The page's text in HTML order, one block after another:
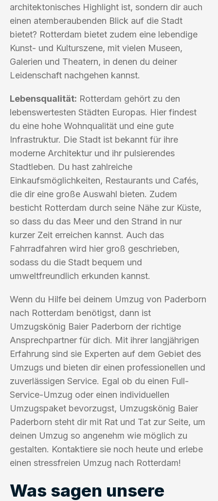
architektonisches Highlight ist, sondern dir auch
einen atemberaubenden Blick auf die Stadt
bietet? Rotterdam bietet zudem eine lebendige
Kunst- und Kulturszene, mit vielen Museen,
Galerien und Theatern, in denen du deiner
Leidenschaft nachgehen kannst.
Lebensqualität: Rotterdam gehört zu den
lebenswertesten Städten Europas. Hier findest
du eine hohe Wohnqualität und eine gute
Infrastruktur. Die Stadt ist bekannt für ihre
moderne Architektur und ihr pulsierendes
Stadtleben. Du hast zahlreiche
Einkaufsmöglichkeiten, Restaurants und Cafés,
die dir eine große Auswahl bieten. Zudem
besticht Rotterdam durch seine Nähe zur Küste,
so dass du das Meer und den Strand in nur
kurzer Zeit erreichen kannst. Auch das
Fahrradfahren wird hier groß geschrieben,
sodass du die Stadt bequem und
umweltfreundlich erkunden kannst.
Wenn du Hilfe bei deinem Umzug von Paderborn
nach Rotterdam benötigst, dann ist
Umzugskönig Baier Paderborn der richtige
Ansprechpartner für dich. Mit ihrer langjährigen
Erfahrung sind sie Experten auf dem Gebiet des
Umzugs und bieten dir einen professionellen und
zuverlässigen Service. Egal ob du einen Full-
Service-Umzug oder einen individuellen
Umzugspaket bevorzugst, Umzugskönig Baier
Paderborn steht dir mit Rat und Tat zur Seite, um
deinen Umzug so angenehm wie möglich zu
gestalten. Kontaktiere sie noch heute und erlebe
einen stressfreien Umzug nach Rotterdam!
Was sagen unsere